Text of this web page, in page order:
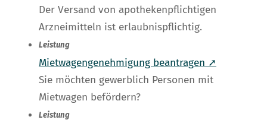
Der Versand von apothekenpflichtigen
Arzneimitteln ist erlaubnispflichtig.
Leistung
Mietwagengenehmigung beantragen ➚
Sie möchten gewerblich Personen mit
Mietwagen befördern?
Leistung